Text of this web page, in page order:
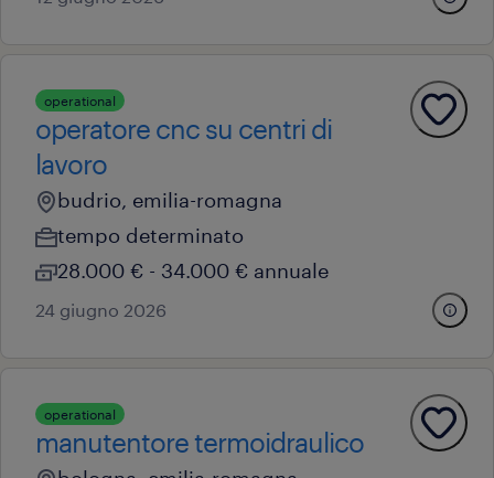
operational
operatore cnc su centri di
lavoro
budrio, emilia-romagna
tempo determinato
28.000 € - 34.000 € annuale
24 giugno 2026
operational
manutentore termoidraulico